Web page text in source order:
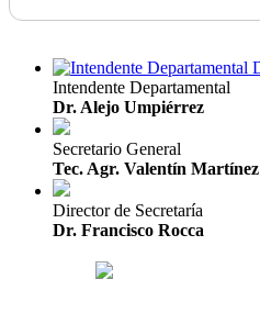
Intendente Departamental
Dr. Alejo Umpiérrez
Secretario General
Tec. Agr. Valentín Martínez
Director de Secretaría
Dr. Francisco Rocca